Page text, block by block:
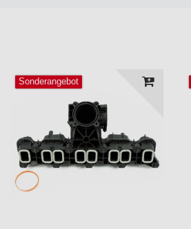
Sonderangebot